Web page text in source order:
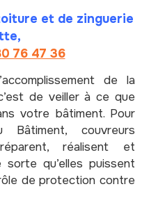
et de zinguerie
76 47 36
de la
de veiller à ce que
votre bâtiment. Pour
couvreurs
réalisent et
qu’elles puissent
de protection contre